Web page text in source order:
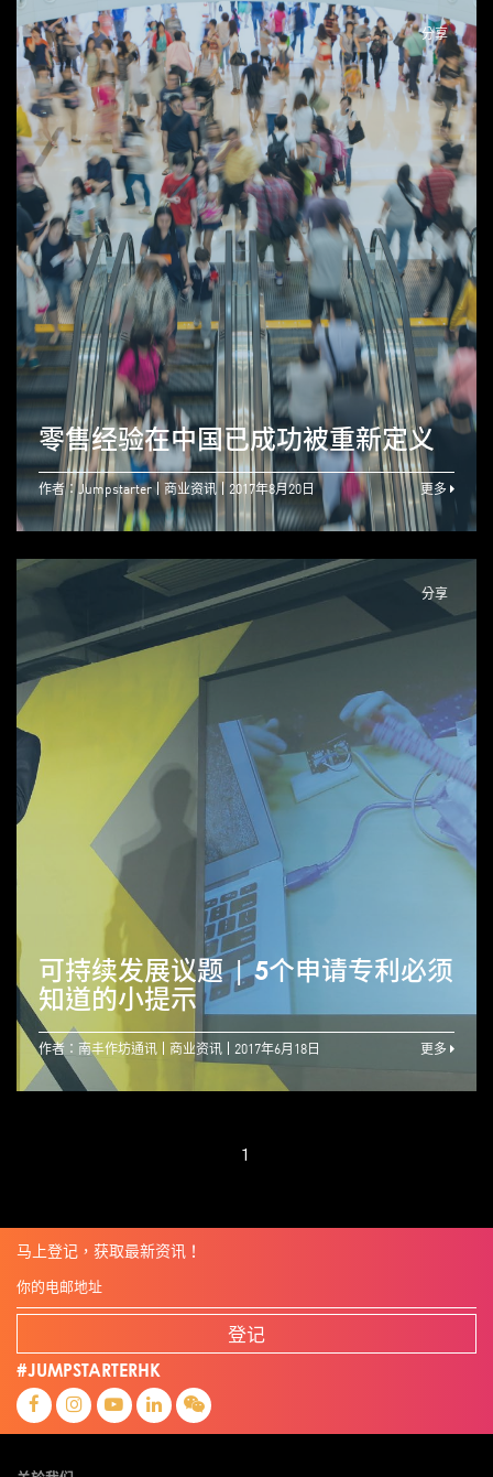
分享
零售经验在中国已成功被重新定义
作者：Jumpstarter 商业资讯 2017年8月20日 更多
分享
可持续发展议题 | 5个申请专利必须
知道的小提示
作者：南丰作坊通讯 商业资讯 2017年6月18日 更多
1
马上登记，获取最新资讯！
登记
#JUMPSTARTERHK